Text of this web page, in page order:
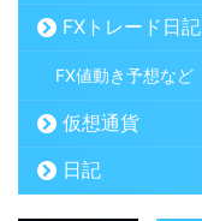
FXトレード日記
FX値動き予想など
仮想通貨
日記